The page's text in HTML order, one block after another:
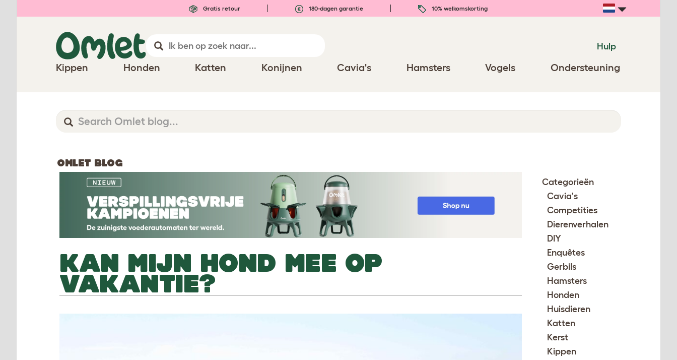
Gratis retour 180-dagen garantie 10% welkomskorting
Hulp
Kippen Honden Katten Konijnen Cavia's Hamsters Vogels Ondersteuning
OMLET BLOG
KAN MIJN HOND MEE OP
VAKANTIE?
Categorieën
Cavia's
Competities
Dierenverhalen
DIY
Enquêtes
Gerbils
Hamsters
Honden
Huisdieren
Katten
Kerst
Kippen